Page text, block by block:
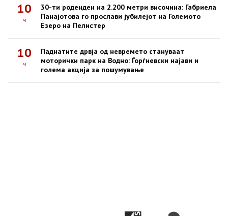
10
ч
30-ти роденден на 2.200 метри височина: Габриела
Панајотова го прослави јубилејот на Големото
Езеро на Пелистер
10
ч
Паднатите дрвја од невремето стануваат
моторички парк на Водно: Ѓорѓиевски најави и
голема акција за пошумување